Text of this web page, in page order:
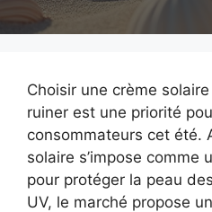
Choisir une crème
ruiner est une priorité
consommateurs cet été.
solaire s’impose comme
pour protéger la peau
UV, le marché propose